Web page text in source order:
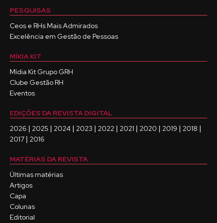
PESQUISAS
Ceos e RHs Mais Admirados
Excelência em Gestão de Pessoas
MÍKIA KIT
Mídia Kit Grupo GRH
Clube Gestão RH
Eventos
EDIÇÕES DA REVISTA DIGITAL
2026 | 2025 | 2024 | 2023 | 2022 | 2021 | 2020 | 2019 | 2018 |
2017 | 2016
MATÉRIAS DA REVISTA
Últimas matérias
Artigos
Capa
Colunas
Editorial